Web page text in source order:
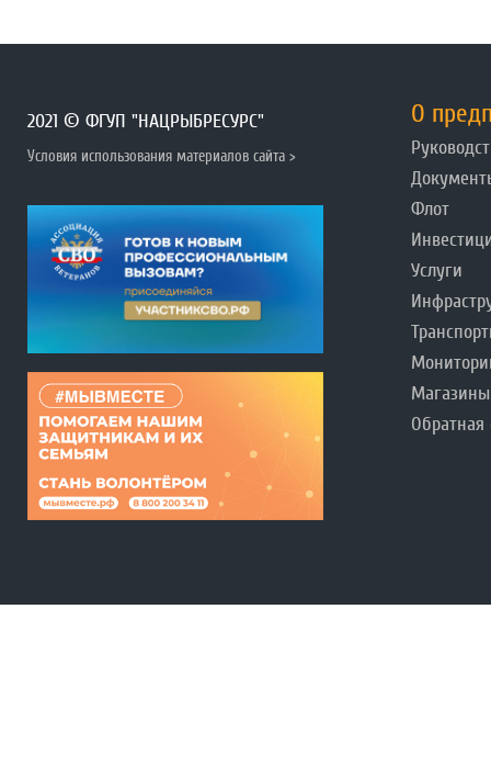
2021 © ФГУП "НАЦРЫБРЕСУРС"
Условия использования материалов сайта >
О
Флот
Услуги
Магазины
Обратная